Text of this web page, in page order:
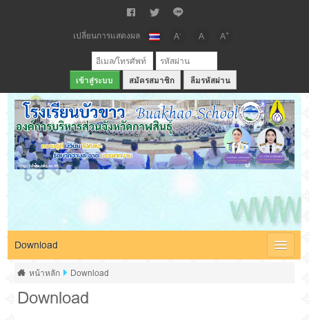
เปลี่ยนการแสดงผล A- A A+
สมัครสมาชิก ลืมรหัสผ่าน
เว็บไซต์โรงเรียนบัวขาว สังกัดองค์การบริหารส่วนจังหวัดกาฬสินธุ์
Download
Download
หน้าหลัก Download